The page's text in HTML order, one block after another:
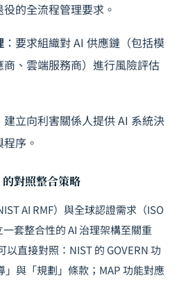
的全流程管理要求。
：要求組織對 AI 供應鏈（包括模
、雲端服務商）進行風險評估
建立向利害關係人提供 AI 系統決
序。
對照整合策略
AI RMF）與全球認證需求（ISO
套整合性的 AI 治理架構至關重
直接對照：NIST 的 GOVERN 功
」與「規劃」條款；MAP 功能對應